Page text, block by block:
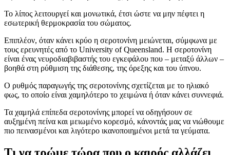
Το λίπος λειτουργεί και μονωτικά, έτσι ώστε να μην πέφτει η
εσωτερική θερμοκρασία του σώματος.
Επιπλέον, όταν κάνει κρύο η σεροτονίνη μειώνεται, σύμφωνα με
τους ερευνητές από το University of Queensland. Η σεροτονίνη
είναι ένας νευροδιαβιβαστής του εγκεφάλου που – μεταξύ άλλων –
βοηθά στη ρύθμιση της διάθεσης, της όρεξης και του ύπνου.
Ο ρυθμός παραγωγής της σεροτονίνης σχετίζεται με το ηλιακό
φως, το οποίο είναι χαμηλότερο το χειμώνα ή όταν κάνει συννεφιά.
Τα χαμηλά επίπεδα σεροτονίνης μπορεί να οδηγήσουν σε
αυξημένη πείνα και μειωμένο κορεσμό, κάνοντάς μας να νιώθουμε
πιο πεινασμένοι και λιγότερο ικανοποιημένοι μετά τα γεύματα.
Τι να τρώμε τώρα που ο καιρός αλλάζει